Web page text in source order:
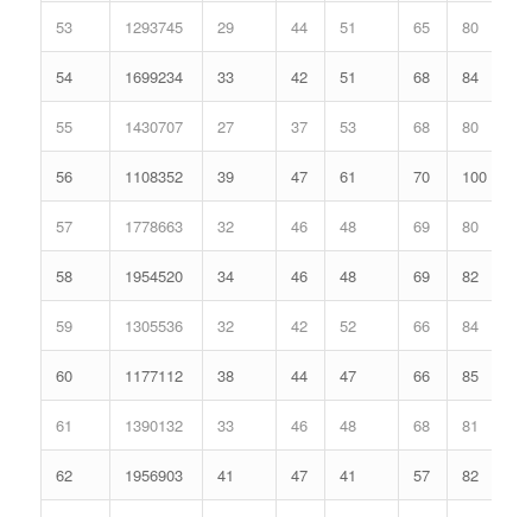
53 1293745 29 44 51 65 80
54 1699234 33 42 51 68 84
55 1430707 27 37 53 68 80
56 1108352 39 47 61 70 100
57 1778663 32 46 48 69 80
58 1954520 34 46 48 69 82
59 1305536 32 42 52 66 84
60 1177112 38 44 47 66 85
61 1390132 33 46 48 68 81
62 1956903 41 47 41 57 82